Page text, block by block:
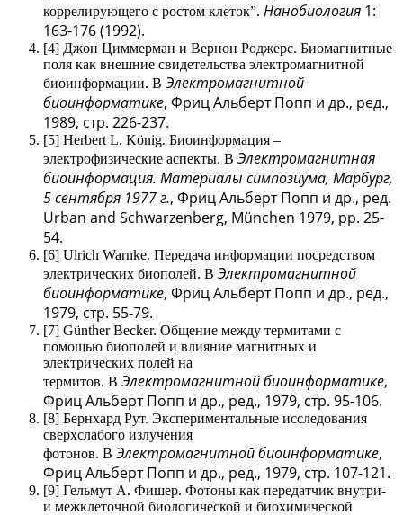
коррелирующего с ростом клеток”. Нанобиология 1:
163-176 (1992).
[4] Джон Циммерман и Вернон Роджерс. Биомагнитные
поля как внешние свидетельства электромагнитной
биоинформации. В Электромагнитной
биоинформатике, Фриц Альберт Попп и др., ред.,
1989, стр. 226-237.
[5] Herbert L. König. Биоинформация –
электрофизические аспекты. В Электромагнитная
биоинформация. Материалы симпозиума, Марбург,
5 сентября 1977 г., Фриц Альберт Попп и др., ред.
Urban and Schwarzenberg, München 1979, pp. 25-
54.
[6] Ulrich Warnke. Передача информации посредством
электрических биополей. В Электромагнитной
биоинформатике, Фриц Альберт Попп и др., ред.,
1979, стр. 55-79.
[7] Günther Becker. Общение между термитами с
помощью биополей и влияние магнитных и
электрических полей на
термитов. В Электромагнитной биоинформатике,
Фриц Альберт Попп и др., ред., 1979, стр. 95-106.
[8] Бернхард Рут. Экспериментальные исследования
сверхслабого излучения
фотонов. В Электромагнитной биоинформатике,
Фриц Альберт Попп и др., ред., 1979, стр. 107-121.
[9] Гельмут А. Фишер. Фотоны как передатчик внутри-
и межклеточной биологической и биохимической